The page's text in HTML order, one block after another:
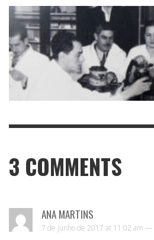
3 COMMENTS
ANA MARTINS
7 de junho de 2017 at 11:02 am —